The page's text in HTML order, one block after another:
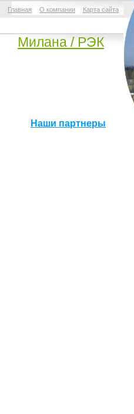
Главная О компании Карта сайта
Mилана / РЭК
Наши партнеры